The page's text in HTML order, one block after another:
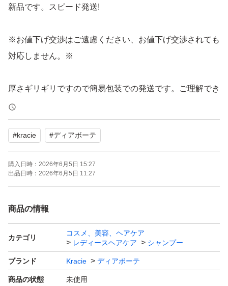
新品です。スピード発送!
※お値下げ交渉はご遠慮ください、お値下げ交渉されても
対応しません。※
厚さギリギリですので簡易包装での発送です。ご理解でき
る方のみおねがいします。
#kracie #ディアボーテ
購入日時： 2026年6月5日 15:27
出品日時： 2026年6月5日 11:27
商品の情報
カテゴリ
コスメ、美容、ヘアケア
レディースヘアケア
シャンプー
ブランド Kracie ディアボーテ
商品の状態 未使用